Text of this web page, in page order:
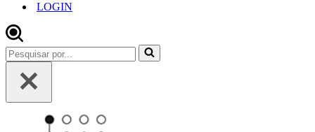
LOGIN
Pesquisar
por...